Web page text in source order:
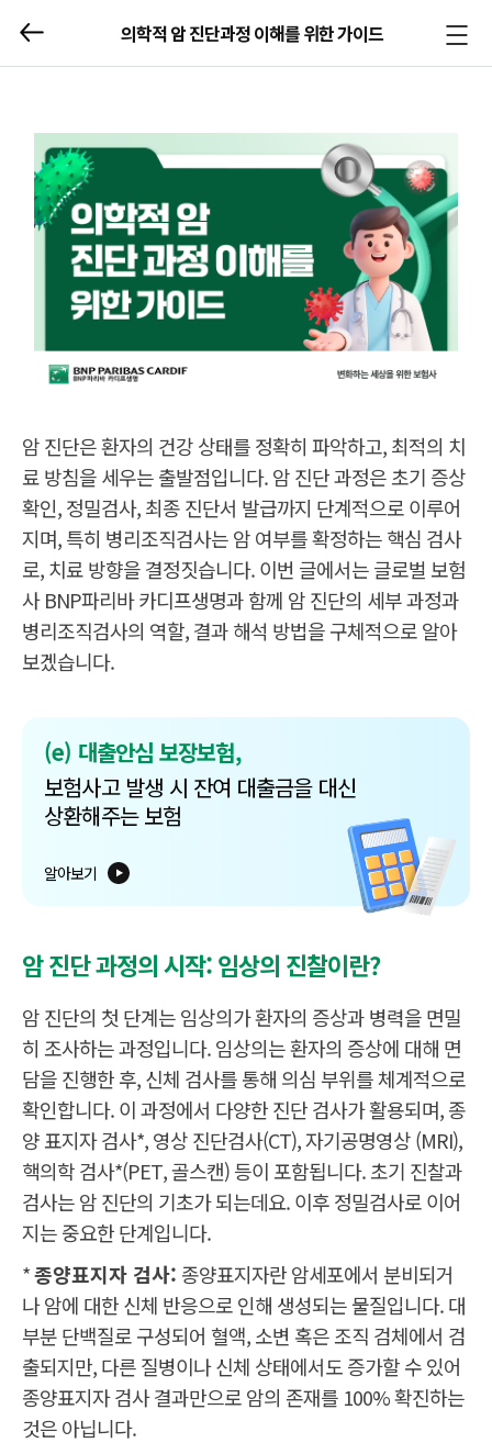
의학적 암 진단과정 이해를 위한 가이드
메뉴
열기/
암 진단은 환자의 건강 상태를 정확히 파악하고, 최적의 치
료 방침을 세우는 출발점입니다. 암 진단 과정은 초기 증상
확인, 정밀검사, 최종 진단서 발급까지 단계적으로 이루어
지며, 특히 병리조직검사는 암 여부를 확정하는 핵심 검사
로, 치료 방향을 결정짓습니다. 이번 글에서는 글로벌 보험
사 BNP파리바 카디프생명과 함께 암 진단의 세부 과정과
병리조직검사의 역할, 결과 해석 방법을 구체적으로 알아
보겠습니다.
(e) 대출안심 보장보험,
보험사고 발생 시 잔여 대출금을 대신
상환해주는 보험
알아보기
암 진단 과정의 시작: 임상의 진찰이란?
암 진단의 첫 단계는 임상의가 환자의 증상과 병력을 면밀
히 조사하는 과정입니다. 임상의는 환자의 증상에 대해 면
담을 진행한 후, 신체 검사를 통해 의심 부위를 체계적으로
확인합니다. 이 과정에서 다양한 진단 검사가 활용되며, 종
양 표지자 검사*, 영상 진단검사(CT), 자기공명영상 (MRI),
핵의학 검사*(PET, 골스캔) 등이 포함됩니다. 초기 진찰과
검사는 암 진단의 기초가 되는데요. 이후 정밀검사로 이어
지는 중요한 단계입니다.
*종양표지자 검사: 종양표지자란 암세포에서 분비되거
나 암에 대한 신체 반응으로 인해 생성되는 물질입니다. 대
부분 단백질로 구성되어 혈액, 소변 혹은 조직 검체에서 검
출되지만, 다른 질병이나 신체 상태에서도 증가할 수 있어
종양표지자 검사 결과만으로 암의 존재를 100% 확진하는
것은 아닙니다.